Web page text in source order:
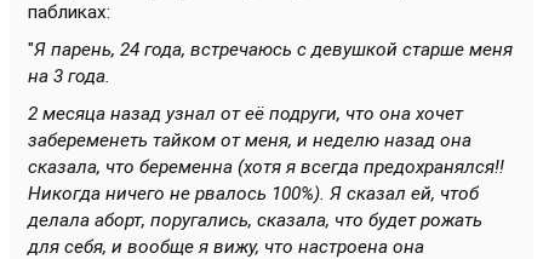
пабликах:
"Я парень, 24 года, встречаюсь с девушкой старше меня
на 3 года.
2 месяца назад узнал от её подруги, что она хочет
забеременеть тайком от меня, и неделю назад она
сказала, что беременна (хотя я всегда предохранялся!!
Никогда ничего не рвалось 100%). Я сказал ей, чтоб
делала аборт, поругались, сказала, что будет рожать
для себя, и вообще я вижу, что настроена она